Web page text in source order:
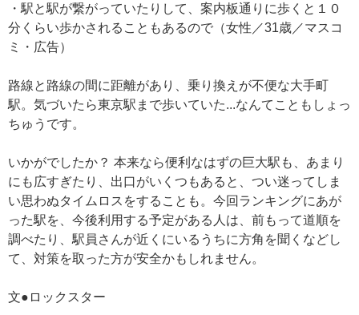
・駅と駅が繋がっていたりして、案内板通りに歩くと１０
分くらい歩かされることもあるので（女性／31歳／マスコ
ミ・広告）
路線と路線の間に距離があり、乗り換えが不便な大手町
駅。気づいたら東京駅まで歩いていた...なんてこともしょっ
ちゅうです。
いかがでしたか？ 本来なら便利なはずの巨大駅も、あまり
にも広すぎたり、出口がいくつもあると、つい迷ってしま
い思わぬタイムロスをすることも。今回ランキングにあが
った駅を、今後利用する予定がある人は、前もって道順を
調べたり、駅員さんが近くにいるうちに方角を聞くなどし
て、対策を取った方が安全かもしれません。
文●ロックスター